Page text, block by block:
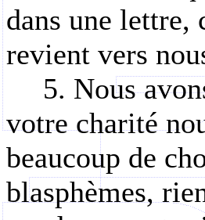
dans une
revient vers
5. Nous
votre charité
beaucoup de
blasphèmes,